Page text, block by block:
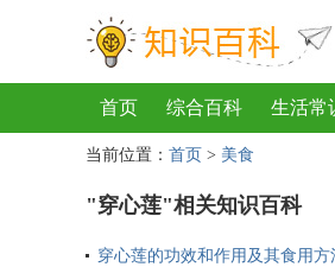
首页 综合百科 生活常
地理 房产 金融
当前位置： 首页 > 美食
"穿心莲"相关知识百科
穿心莲的功效和作用及其食用